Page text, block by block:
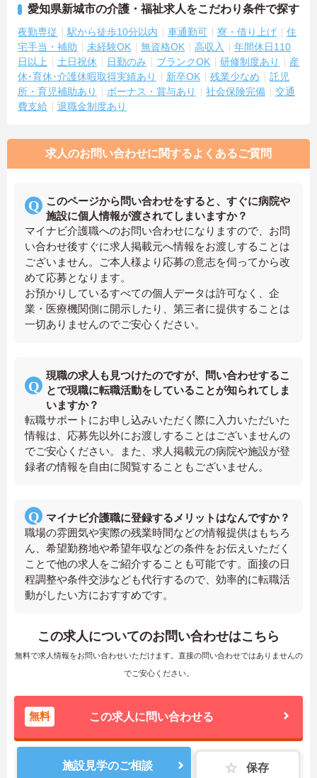
愛知県新城市の介護・福祉求人をこだわり条件で探す
夜勤専従 駅から徒歩10分以内 車通勤可 寮・借り上げ
住
宅手当・補助
未経験OK 無資格OK 高収入
年間休日110
日以上
土日祝休 日勤のみ ブランクOK 研修制度あり
産
休･育休･介護休暇取得実績あり
新卒OK 残業少なめ
託児
所・育児補助あり
ボーナス・賞与あり 社会保険完備
交通
費支給
退職金制度あり
求人のお問い合わせに関するよくあるご質問
このページから問い合わせをすると、すぐに病院や
施設に個人情報が渡されてしまいますか？
マイナビ介護職へのお問い合わせになりますので、お問
い合わせ後すぐに求人掲載元へ情報をお渡しすることは
ございません。ご本人様より応募の意志を伺ってから改
めて応募となります。
お預かりしているすべての個人データは許可なく、企
業・医療機関側に開示したり、第三者に提供することは
一切ありませんのでご安心ください。
現職の求人も見つけたのですが、問い合わせするこ
とで現職に転職活動をしていることが知られてしま
いますか？
転職サポートにお申し込みいただく際に入力いただいた
情報は、応募先以外にお渡しすることはございませんの
でご安心ください。また、求人掲載元の病院や施設が登
録者の情報を自由に閲覧することもございません。
マイナビ介護職に登録するメリットはなんですか？
職場の雰囲気や実際の残業時間などの情報提供はもちろ
ん、希望勤務地や希望年収などの条件をお伝えいただく
ことで他の求人をご紹介することも可能です。面接の日
程調整や条件交渉なども代行するので、効率的に転職活
動がしたい方におすすめです。
この求人についてのお問い合わせはこちら
無料で求人情報をお問い合わせいただけます。直接の問い合わせではありませんの
でご安心ください。
無料 この求人に問い合わせる
施設見学のご相談 保存